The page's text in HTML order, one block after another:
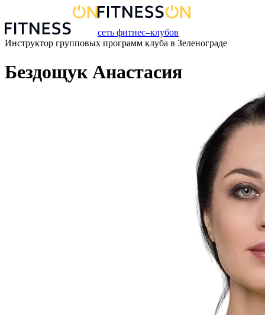
сеть фитнес–клубов
Инструктор групповых программ клуба в Зеленограде
Бездощук Анастасия